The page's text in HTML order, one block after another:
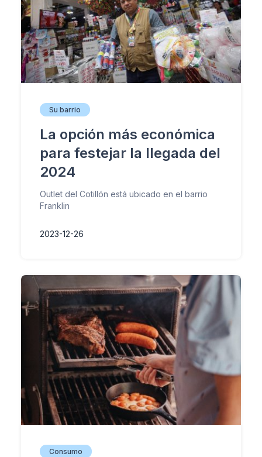
Su barrio
La opción más económica
para festejar la llegada del
2024
Outlet del Cotillón está ubicado en el barrio
Franklin
2023-12-26
Consumo